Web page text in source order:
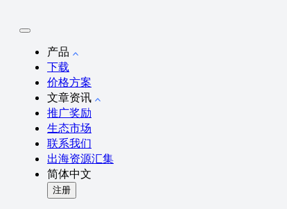
产品
下载
价格方案
文章资讯
推广奖励
生态市场
联系我们
出海资源汇集
简体中文
注册